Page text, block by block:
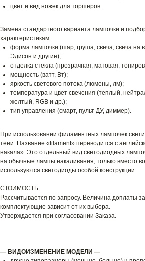
цвет и вид ножек для торшеров.
Замена стандартного варианта лампочки и
характеристикам:
форма лампочки (шар, груша, свеча, свеча на
Эдисон и другие);
отделка стекла (прозрачная, матовая,
мощность (ватт, Вт);
яркость светового потока (люмены, лм);
температура и цвет свечения (теплый,
желтый, RGB и др.);
тип управления (смарт, пульт ДУ, диммер).
При использовании филаментных лампочек
тени. Название «filament» переводится с
накала». Это отдельный вид светодиодных
на обычные лампы накаливания, только вместо
используются светодиоды особой конструкции.
СТОИМОСТЬ:
Рассчитывается по запросу. Величина доплаты
комплектующие зависит от их выбора.
Утверждается при согласовании Заказа.
— ВИДОИЗМЕНЕНИЕ МОДЕЛИ —